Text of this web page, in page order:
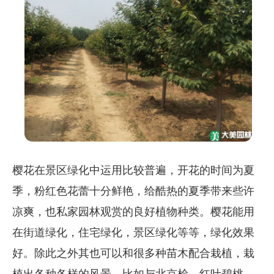
樱花在景区绿化中运用比较普遍，开花的时间为夏
季，粉红色花蕾十分鲜艳，给酷热的夏季带来些许
凉爽，也私家园林观赏的良好植物种类。樱花能用
在街道绿化，住宅绿化，景区绿化等等，绿化效果
好。除此之外其也可以和很多种苗木配合栽植，栽